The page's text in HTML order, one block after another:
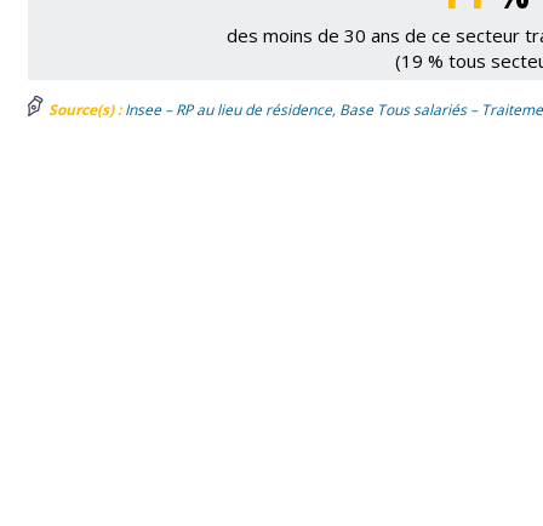
des moins de 30 ans de ce secteur
(19 % tous
Source(s) : Insee – RP au lieu de résidence, Base Tous salariés –